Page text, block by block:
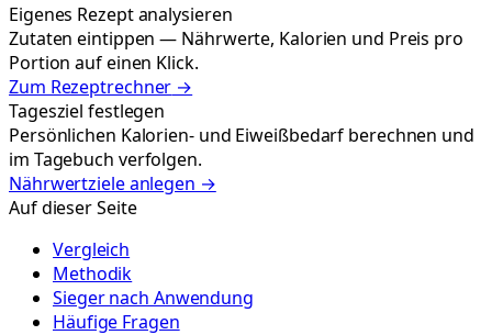
Eigenes Rezept analysieren
Zutaten eintippen — Nährwerte, Kalorien und Preis pro
Portion auf einen Klick.
Zum Rezeptrechner →
Tagesziel festlegen
Persönlichen Kalorien- und Eiweißbedarf berechnen und
im Tagebuch verfolgen.
Nährwertziele anlegen →
Auf dieser Seite
Vergleich
Methodik
Sieger nach Anwendung
Häufige Fragen